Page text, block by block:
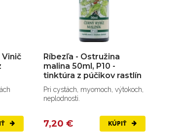
Vinič
Ríbezľa - Ostružina
malina 50ml, P10 -
tinktúra z púčikov rastlín
Pri cystách, myomoch, výtokoch,
neplodnosti.
7,20 € KÚPIŤ